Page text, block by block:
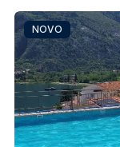
NOVO